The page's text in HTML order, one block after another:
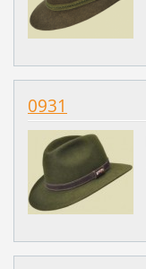
0931